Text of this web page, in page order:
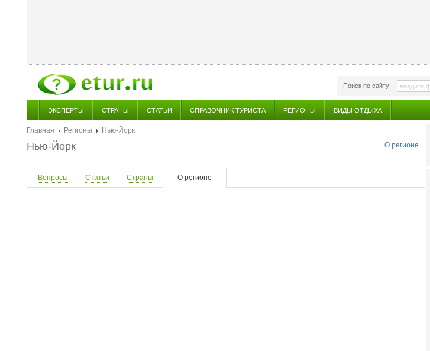
Поиск по сайту:
ЭКСПЕРТЫ СТРАНЫ СТАТЬИ СПРАВОЧНИК ТУРИСТА РЕГИОНЫ ВИДЫ ОТДЫХА
Главная Регионы
Нью-Йорк
О регионе
Нью-Йорк
Вопросы Статьи Страны О регионе